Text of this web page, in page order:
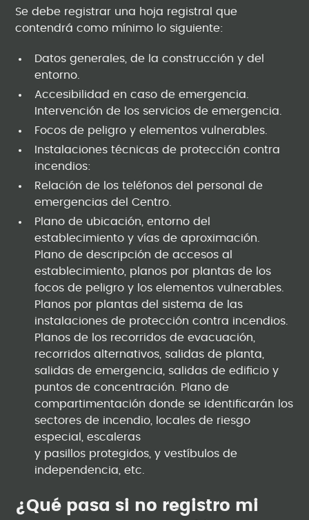
Se debe registrar una hoja registral que
contendrá como mínimo lo siguiente:
Datos generales, de la construcción y del
entorno.
Accesibilidad en caso de emergencia.
Intervención de los servicios de emergencia.
Focos de peligro y elementos vulnerables.
Instalaciones técnicas de protección contra
incendios:
Relación de los teléfonos del personal de
emergencias del Centro.
Plano de ubicación, entorno del
establecimiento y vías de aproximación.
Plano de descripción de accesos al
establecimiento, planos por plantas de los
focos de peligro y los elementos vulnerables.
Planos por plantas del sistema de las
instalaciones de protección contra incendios.
Planos de los recorridos de evacuación,
recorridos alternativos, salidas de planta,
salidas de emergencia, salidas de edificio y
puntos de concentración. Plano de
compartimentación donde se identificarán los
sectores de incendio, locales de riesgo
especial, escaleras
y pasillos protegidos, y vestíbulos de
independencia, etc.
¿Qué pasa si no registro mi